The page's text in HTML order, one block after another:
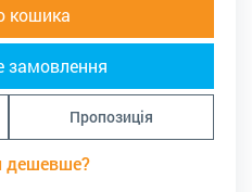
кошика
замовлення
Пропозиція
дешевше?